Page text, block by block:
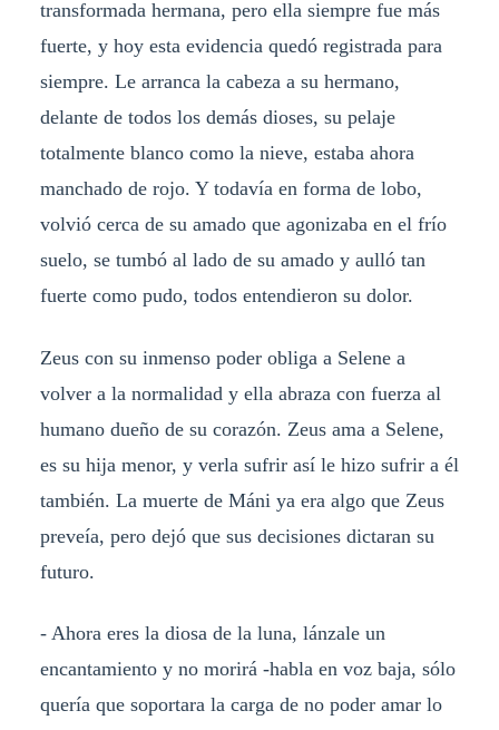
transformada hermana, pero ella siempre fue más
fuerte, y hoy esta evidencia quedó registrada para
siempre. Le arranca la cabeza a su hermano,
delante de todos los demás dioses, su pelaje
totalmente blanco como la nieve, estaba ahora
manchado de rojo. Y todavía en forma de lobo,
volvió cerca de su amado que agonizaba en el frío
suelo, se tumbó al lado de su amado y aulló tan
fuerte como pudo, todos entendieron su dolor.
Zeus con su inmenso poder obliga a Selene a
volver a la normalidad y ella abraza con fuerza al
humano dueño de su corazón. Zeus ama a Selene,
es su hija menor, y verla sufrir así le hizo sufrir a él
también. La muerte de Máni ya era algo que Zeus
preveía, pero dejó que sus decisiones dictaran su
futuro.
- Ahora eres la diosa de la luna, lánzale un
encantamiento y no morirá -habla en voz baja, sólo
quería que soportara la carga de no poder amar lo